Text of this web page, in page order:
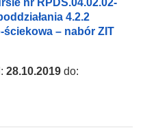
nr RPDS.04.02.02-
4.2.2
– nabór ZIT
28.10.2019 do: